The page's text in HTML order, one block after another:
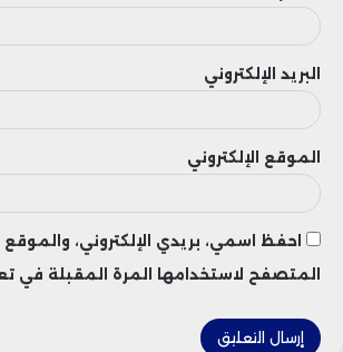
البريد الإلكتروني
الموقع الإلكتروني
احفظ اسمي، بريدي الإلكتروني، والموقع
المتصفح لاستخدامها المرة المقبلة في